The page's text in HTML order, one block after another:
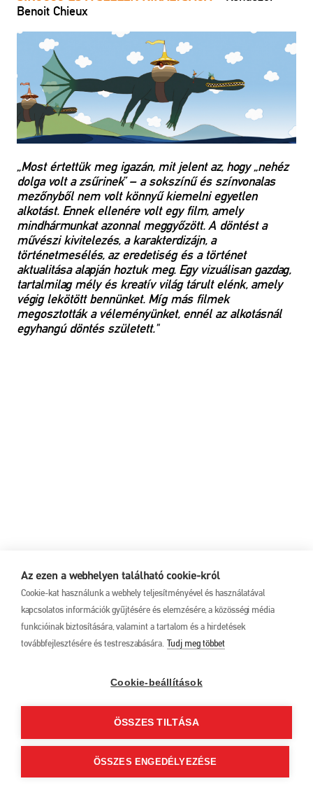
Az ezen a webhelyen található cookie-król
Cookie-kat használunk a webhely teljesítményével és használatával
kapcsolatos információk gyűjtésére és elemzésére, a közösségi média
funkcióinak biztosítására, valamint a tartalom és a hirdetések
továbbfejlesztésére és testreszabására. Tudj meg többet
Cookie-beállítások
ÖSSZES TILTÁSA
ÖSSZES ENGEDÉLYEZÉSE
Benoit Chieux
„Most értettük meg igazán, mit jelent az, hogy „nehéz
dolga volt a zsűrinek” – a sokszínű és színvonalas
mezőnyből nem volt könnyű kiemelni egyetlen
alkotást. Ennek ellenére volt egy film, amely
mindhármunkat azonnal meggyőzött. A döntést a
művészi kivitelezés, a karakterdizájn, a
történetmesélés, az eredetiség és a történet
aktualitása alapján hoztuk meg. Egy vizuálisan gazdag,
tartalmilag mély és kreatív világ tárult elénk, amely
végig lekötött bennünket. Míg más filmek
megosztották a véleményünket, ennél az alkotásnál
egyhangú döntés született."